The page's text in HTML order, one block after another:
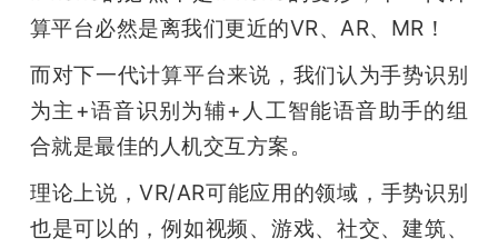
算平台必然是离我们更近的VR、AR、MR！
而对下一代计算平台来说，我们认为手势识别
为主+语音识别为辅+人工智能语音助手的组
合就是最佳的人机交互方案。
理论上说，VR/AR可能应用的领域，手势识别
也是可以的，例如视频、游戏、社交、建筑、